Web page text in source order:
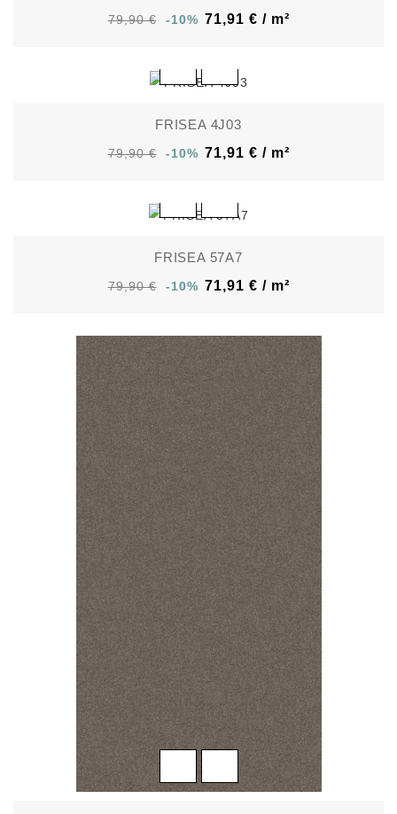
79,90 € -10% 71,91 € / m²
FRISEA 4J03
79,90 € -10% 71,91 € / m²
FRISEA 57A7
79,90 € -10% 71,91 € / m²